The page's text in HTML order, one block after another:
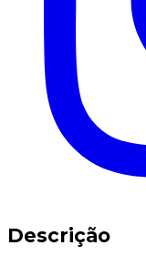
Descrição